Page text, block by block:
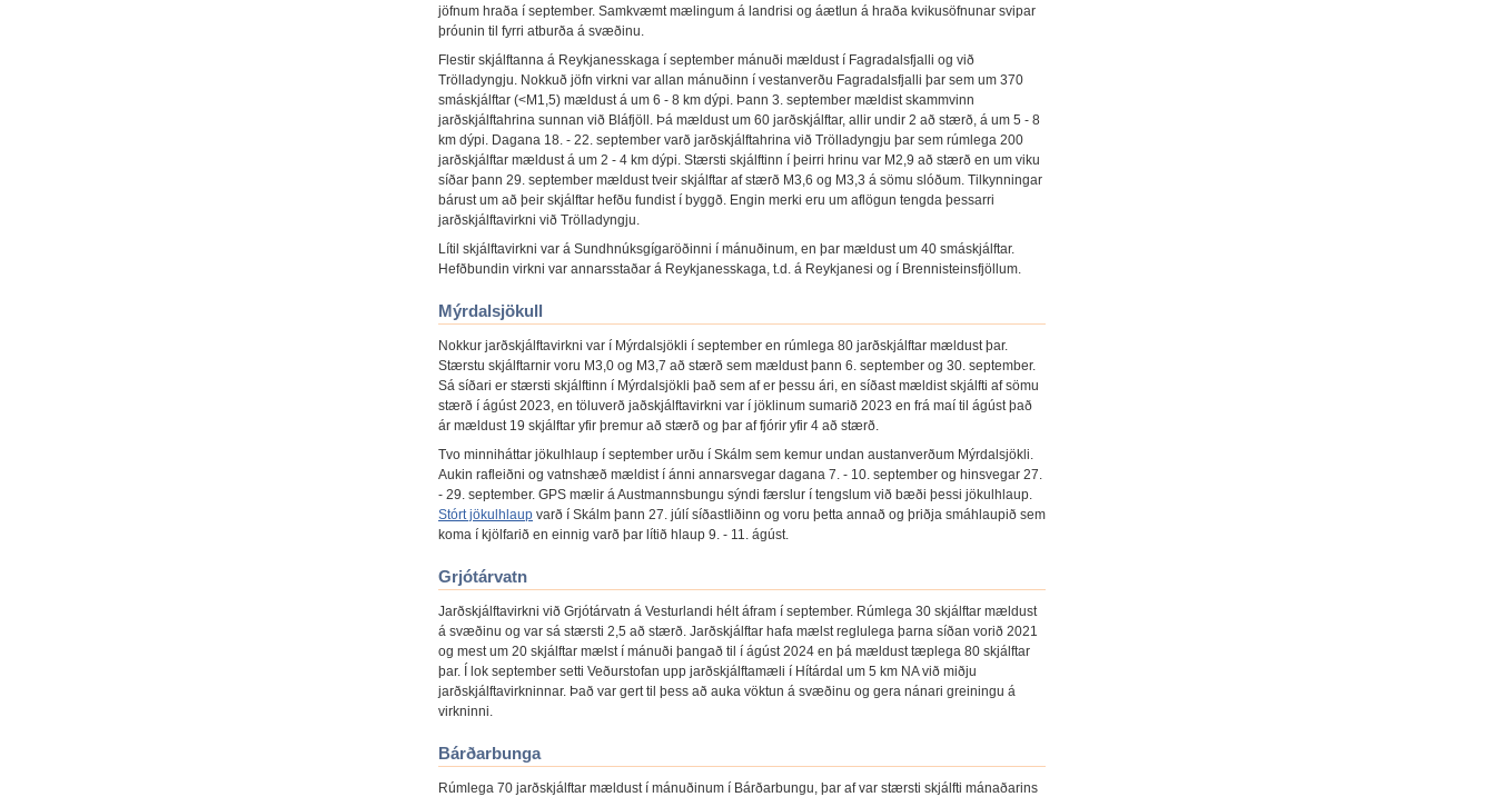
jöfnum hraða í september. Samkvæmt mælingum á landrisi og áætlun á hraða kvikusöfnunar svipar
þróunin til fyrri atburða á svæðinu.
Flestir skjálftanna á Reykjanesskaga í september mánuði mældust í Fagradalsfjalli og við
Trölladyngju. Nokkuð jöfn virkni var allan mánuðinn í vestanverðu Fagradalsfjalli þar sem um 370
smáskjálftar (<M1,5) mældust á um 6 - 8 km dýpi. Þann 3. september mældist skammvinn
jarðskjálftahrina sunnan við Bláfjöll. Þá mældust um 60 jarðskjálftar, allir undir 2 að stærð, á um 5 - 8
km dýpi. Dagana 18. - 22. september varð jarðskjálftahrina við Trölladyngju þar sem rúmlega 200
jarðskjálftar mældust á um 2 - 4 km dýpi. Stærsti skjálftinn í þeirri hrinu var M2,9 að stærð en um viku
síðar þann 29. september mældust tveir skjálftar af stærð M3,6 og M3,3 á sömu slóðum. Tilkynningar
bárust um að þeir skjálftar hefðu fundist í byggð. Engin merki eru um aflögun tengda þessarri
jarðskjálftavirkni við Trölladyngju.
Lítil skjálftavirkni var á Sundhnúksgígaröðinni í mánuðinum, en þar mældust um 40 smáskjálftar.
Hefðbundin virkni var annarsstaðar á Reykjanesskaga, t.d. á Reykjanesi og í Brennisteinsfjöllum.
Mýrdalsjökull
Nokkur jarðskjálftavirkni var í Mýrdalsjökli í september en rúmlega 80 jarðskjálftar mældust þar.
Stærstu skjálftarnir voru M3,0 og M3,7 að stærð sem mældust þann 6. september og 30. september.
Sá síðari er stærsti skjálftinn í Mýrdalsjökli það sem af er þessu ári, en síðast mældist skjálfti af sömu
stærð í ágúst 2023, en töluverð jaðskjálftavirkni var í jöklinum sumarið 2023 en frá maí til ágúst það
ár mældust 19 skjálftar yfir þremur að stærð og þar af fjórir yfir 4 að stærð.
Tvo minniháttar jökulhlaup í september urðu í Skálm sem kemur undan austanverðum Mýrdalsjökli.
Aukin rafleiðni og vatnshæð mældist í ánni annarsvegar dagana 7. - 10. september og hinsvegar 27.
- 29. september. GPS mælir á Austmannsbungu sýndi færslur í tengslum við bæði þessi jökulhlaup.
Stórt jökulhlaup varð í Skálm þann 27. júlí síðastliðinn og voru þetta annað og þriðja smáhlaupið sem
koma í kjölfarið en einnig varð þar lítið hlaup 9. - 11. ágúst.
Grjótárvatn
Jarðskjálftavirkni við Grjótárvatn á Vesturlandi hélt áfram í september. Rúmlega 30 skjálftar mældust
á svæðinu og var sá stærsti 2,5 að stærð. Jarðskjálftar hafa mælst reglulega þarna síðan vorið 2021
og mest um 20 skjálftar mælst í mánuði þangað til í ágúst 2024 en þá mældust tæplega 80 skjálftar
þar. Í lok september setti Veðurstofan upp jarðskjálftamæli í Hítárdal um 5 km NA við miðju
jarðskjálftavirkninnar. Það var gert til þess að auka vöktun á svæðinu og gera nánari greiningu á
virkninni.
Bárðarbunga
Rúmlega 70 jarðskjálftar mældust í mánuðinum í Bárðarbungu, þar af var stærsti skjálfti mánaðarins